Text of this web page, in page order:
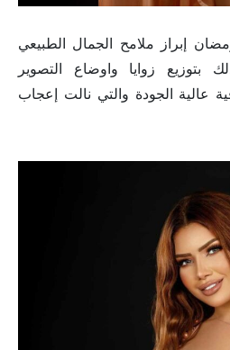
إبراز ملامح الجمال الطبيعي
بتوزيع زوايا واوضاع التصوير
عالية الجودة والتي نالت إعجاب